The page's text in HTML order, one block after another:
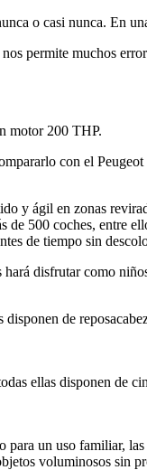
o casi nunca. En
permite muchos
motor 200 THP.
con el
y ágil en zonas
de 500 coches,
de tiempo sin
disfrutar como
de
ellas disponen de
un uso familiar,
voluminosos sin